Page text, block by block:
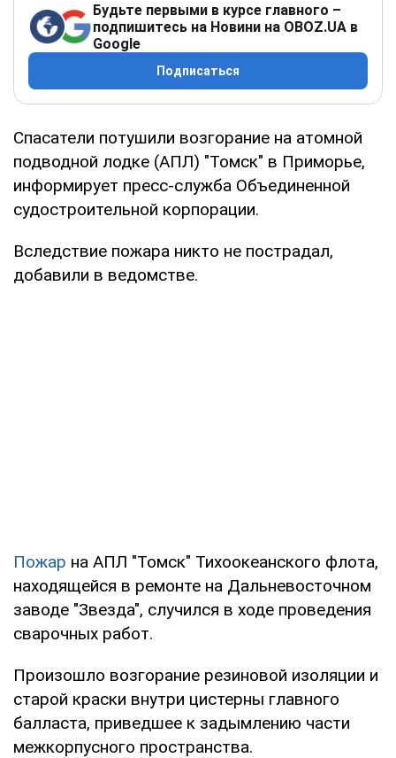
Будьте первыми в курсе главного –
подпишитесь на Новини на OBOZ.UA в
Google
Подписаться
Спасатели потушили возгорание на атомной
подводной лодке (АПЛ) "Томск" в Приморье,
информирует пресс-служба Объединенной
судостроительной корпорации.
Вследствие пожара никто не пострадал,
добавили в ведомстве.
Пожар на АПЛ "Томск" Тихоокеанского флота,
находящейся в ремонте на Дальневосточном
заводе "Звезда", случился в ходе проведения
сварочных работ.
Произошло возгорание резиновой изоляции и
старой краски внутри цистерны главного
балласта, приведшее к задымлению части
межкорпусного пространства.